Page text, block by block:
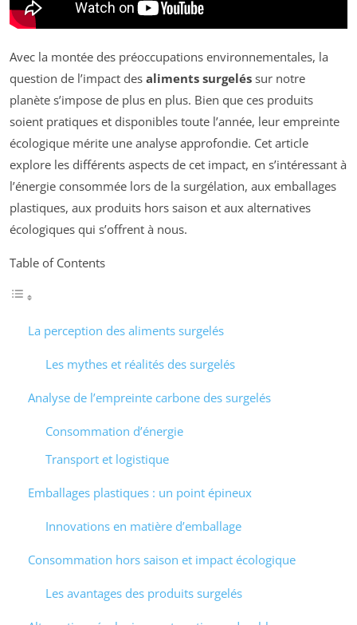
Avec la montée des préoccupations environnementales, la
question de l’impact des aliments surgelés sur notre
planète s’impose de plus en plus. Bien que ces produits
soient pratiques et disponibles toute l’année, leur empreinte
écologique mérite une analyse approfondie. Cet article
explore les différents aspects de cet impact, en s’intéressant à
l’énergie consommée lors de la surgélation, aux emballages
plastiques, aux produits hors saison et aux alternatives
écologiques qui s’offrent à nous.
Table of Contents
La perception des aliments surgelés
Les mythes et réalités des surgelés
Analyse de l’empreinte carbone des surgelés
Consommation d’énergie
Transport et logistique
Emballages plastiques : un point épineux
Innovations en matière d’emballage
Consommation hors saison et impact écologique
Les avantages des produits surgelés